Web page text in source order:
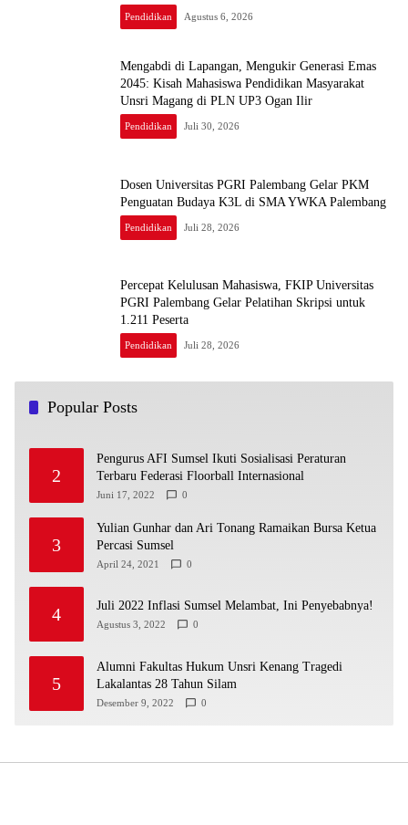
Pendidikan Agustus 6, 2026
Mengabdi di Lapangan, Mengukir Generasi Emas
2045: Kisah Mahasiswa Pendidikan Masyarakat
Unsri Magang di PLN UP3 Ogan Ilir
Pendidikan Juli 30, 2026
Dosen Universitas PGRI Palembang Gelar PKM
Penguatan Budaya K3L di SMA YWKA Palembang
Pendidikan Juli 28, 2026
Percepat Kelulusan Mahasiswa, FKIP Universitas
PGRI Palembang Gelar Pelatihan Skripsi untuk
1.211 Peserta
Pendidikan Juli 28, 2026
Popular Posts
2
Pengurus AFI Sumsel Ikuti Sosialisasi Peraturan
Terbaru Federasi Floorball Internasional
Juni 17, 2022 0
3
Yulian Gunhar dan Ari Tonang Ramaikan Bursa Ketua
Percasi Sumsel
April 24, 2021 0
4 Juli 2022 Inflasi Sumsel Melambat, Ini Penyebabnya!
Agustus 3, 2022 0
5
Alumni Fakultas Hukum Unsri Kenang Tragedi
Lakalantas 28 Tahun Silam
Desember 9, 2022 0